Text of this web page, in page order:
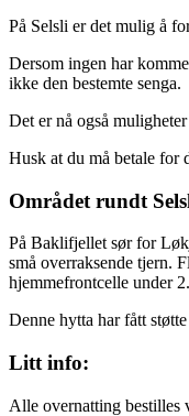
På Selsli er det mulig å
Dersom ingen har
ikke den bestemte senga.
Det er nå også
Husk at du må betale for
Området rundt
På Baklifjellet sør for
små overraksende tjern.
hjemmefrontcelle under
Denne hytta har fått
Litt info:
Alle overnatting bestilles